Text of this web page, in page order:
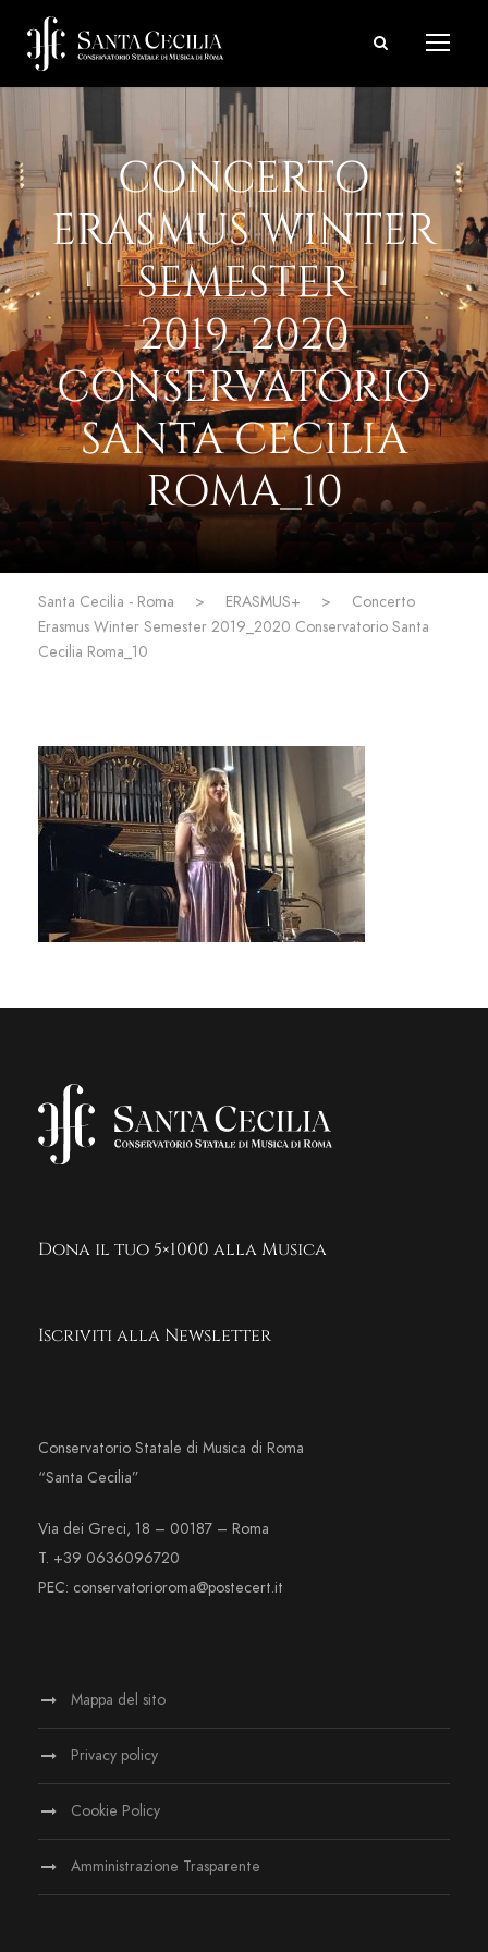
CONCERTO
ERASMUS WINTER
SEMESTER
2019_2020
CONSERVATORIO
SANTA CECILIA
ROMA_10
Santa Cecilia - Roma > ERASMUS+ >
Concerto
Erasmus Winter Semester 2019_2020 Conservatorio Santa
Cecilia Roma_10
Dona il tuo 5×1000 alla Musica
Iscriviti alla Newsletter
Conservatorio Statale di Musica di Roma
“Santa Cecilia”
Via dei Greci, 18 – 00187 – Roma
T. +39 0636096720
PEC: conservatorioroma@postecert.it
Mappa del sito
Privacy policy
Cookie Policy
Amministrazione Trasparente